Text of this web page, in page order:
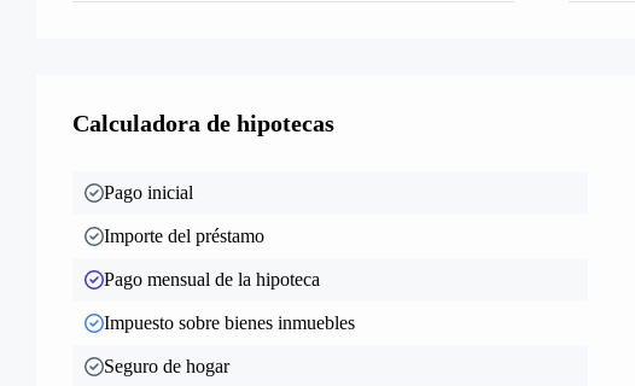
Calculadora de hipotecas
Pago inicial
Importe del préstamo
Pago mensual de la hipoteca
Impuesto sobre bienes inmuebles
Seguro de hogar